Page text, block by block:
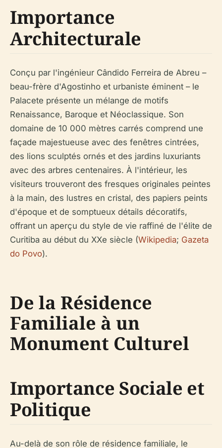
Importance
Architecturale
Conçu par l'ingénieur Cândido Ferreira de Abreu –
beau-frère d'Agostinho et urbaniste éminent – le
Palacete présente un mélange de motifs
Renaissance, Baroque et Néoclassique. Son
domaine de 10 000 mètres carrés comprend une
façade majestueuse avec des fenêtres cintrées,
des lions sculptés ornés et des jardins luxuriants
avec des arbres centenaires. À l'intérieur, les
visiteurs trouveront des fresques originales peintes
à la main, des lustres en cristal, des papiers peints
d'époque et de somptueux détails décoratifs,
offrant un aperçu du style de vie raffiné de l'élite de
Curitiba au début du XXe siècle (Wikipedia; Gazeta
do Povo).
De la Résidence
Familiale à un
Monument Culturel
Importance Sociale et
Politique
Au-delà de son rôle de résidence familiale, le